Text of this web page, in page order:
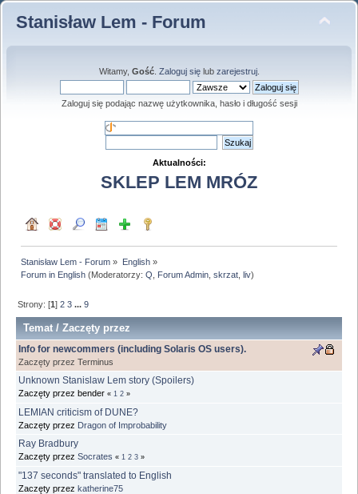
Stanisław Lem - Forum
Witamy, Gość. Zaloguj sięlub zarejestruj.
Zaloguj się podając nazwę użytkownika, hasło i długość sesji
Aktualności:
SKLEP LEM MRÓZ
Stanisław Lem - Forum » English»
Forum in English (Moderatorzy:Q Forum Admin ,skrzat ,liv)
Strony: [1]2 3 ...9
Temat /Zaczęty przez
Info for newcommers (including Solaris OS users).
Zaczęty przez Terminus
Unknown Stanislaw Lem story (Spoilers)
Zaczęty przez bender « 1 2 »
LEMIAN criticism of DUNE?
Zaczęty przez Dragon of Improbability
Ray Bradbury
Zaczęty przez Socrates « 1 2 3 »
"137 seconds" translated to English
Zaczęty przez katherine75